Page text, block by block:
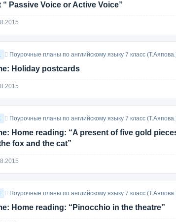
“ Passive Voice or Active Voice”
Поурочные планы по английскому языку 7 класс
Holiday postcards
Поурочные планы по английскому языку 7 класс
Home reading: “A present of five gold
fox and the cat”
Поурочные планы по английскому языку 7 класс
Home reading: “Pinocchio in the theatre”